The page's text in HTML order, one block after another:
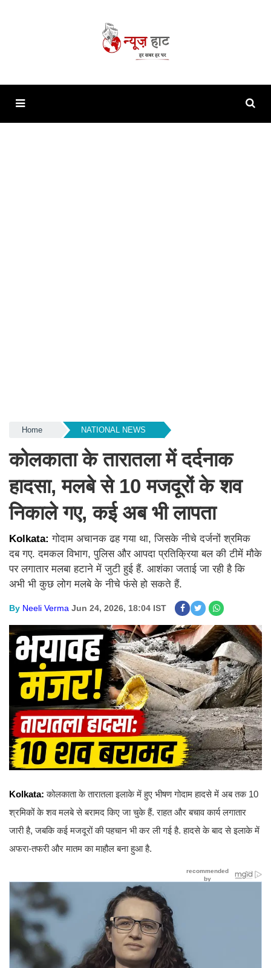
Home NATIONAL NEWS
कोलकाता के तारातला में दर्दनाक
हादसा, मलबे से 10 मजदूरों के शव
निकाले गए, कई अब भी लापता
Kolkata:गोदाम अचानक ढह गया था, जिसके नीचे दर्जनों श्रमिक
दब गए. दमकल विभाग, पुलिस और आपदा प्रतिक्रिया बल की टीमें मौके
पर लगातार मलबा हटाने में जुटी हुई हैं. आशंका जताई जा रही है कि
अभी भी कुछ लोग मलबे के नीचे फंसे हो सकते हैं.
By Neeli Verma Jun 24, 2026, 18:04 IST
Kolkata: कोलकाता के तारातला इलाके में हुए भीषण गोदाम हादसे में अब तक 10
श्रमिकों के शव मलबे से बरामद किए जा चुके हैं. राहत और बचाव कार्य लगातार
जारी है, जबकि कई मजदूरों की पहचान भी कर ली गई है. हादसे के बाद से इलाके में
अफरा-तफरी और मातम का माहौल बना हुआ है.